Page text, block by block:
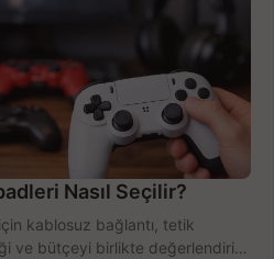
Nasıl Seçilir?
kablosuz bağlantı, tetik
ve bütçeyi birlikte değerlendirin;